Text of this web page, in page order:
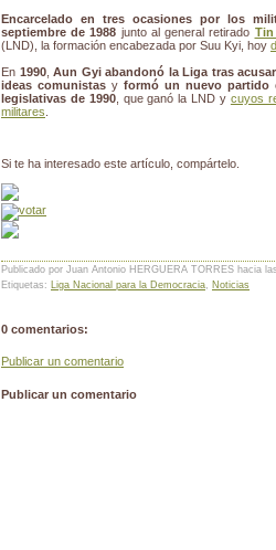
Encarcelado en tres ocasiones por los
septiembre de 1988 junto al general retirado Tin
(LND), la formación encabezada por Suu Kyi, hoy
En 1990, Aun Gyi abandonó la Liga tras
ideas comunistas y formó un nuevo partido
legislativas de 1990, que ganó la LND y cuyos
militares
Si te ha interesado este artículo, compártelo.
Publicado por Juan Antonio HERGUERA TORRES hacia las
Etiquetas: Liga Nacional para la Democracia, Noticias
0 comentarios:
Publicar un comentario
Publicar un comentario